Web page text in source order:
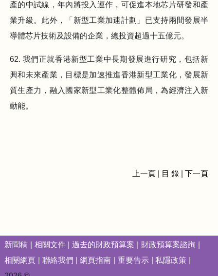
產的中試線，年內將投入運作，可促進本地芯片研發和產
業升級。此外，「新型工業加速計劃」已支持兩間發展半
導體芯片技術及設備的企業，總投資超過十五億元。
62. 我們正就香港新型工業中長期發展進行研究，包括新
興和未來產業，目標是加速推進香港新型工業化，發展新
質生產力，融入國家新型工業化整體佈局，為經濟注入新
動能。
上一頁 目 錄 下一頁
新聞稿 相關文件 過去的財政預算案
財政預算案諮詢
相關網頁
聯絡我們 網頁指南 重要告示
私隱政策